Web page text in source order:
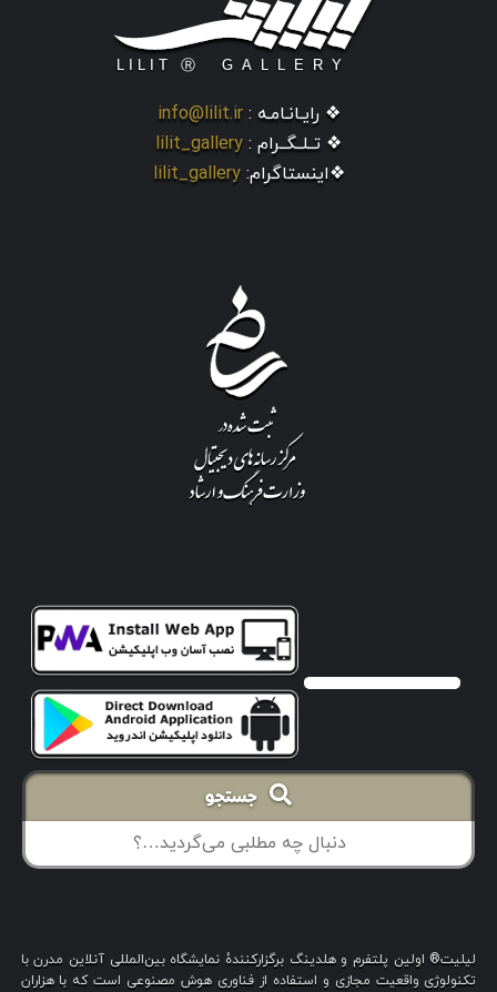
❖ رایـانـامـه : info@lilit.ir
❖ تــلــگــرام : lilit_gallery
❖اینستاگرام: lilit_gallery
جستجو
لیلیت® اولین پلتفرم و هلدینگ برگزارکنندهٔ نمایشگاه بین‌المللی آنلاین مدرن با
تکنولوژی واقعیت مجازی و استفاده از فناوری هوش مصنوعی است که با هزاران